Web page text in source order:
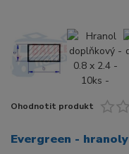
Ohodnotit produkt
Evergreen - hranoly